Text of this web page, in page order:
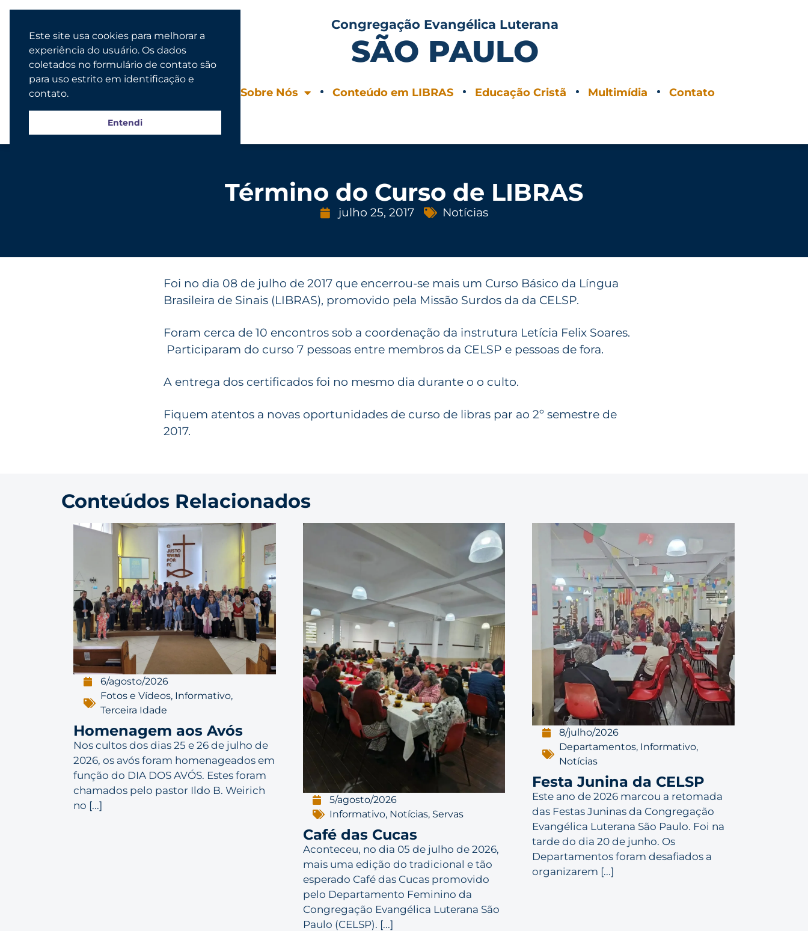
Congregação Evangélica Luterana
SÃO PAULO
Sobre Nós Conteúdo em LIBRAS Educação Cristã Multimídia Contato
Término do Curso de LIBRAS
julho 25, 2017 Notícias
Foi no dia 08 de julho de 2017 que encerrou-se mais um Curso Básico da Língua
Brasileira de Sinais (LIBRAS), promovido pela Missão Surdos da da CELSP.
Foram cerca de 10 encontros sob a coordenação da instrutura Letícia Felix Soares.
Participaram do curso 7 pessoas entre membros da CELSP e pessoas de fora.
A entrega dos certificados foi no mesmo dia durante o o culto.
Fiquem atentos a novas oportunidades de curso de libras par ao 2º semestre de
2017.
Conteúdos Relacionados
6/agosto/2026
Fotos e Vídeos, Informativo,
Terceira Idade
Homenagem aos Avós
Nos cultos dos dias 25 e 26 de julho de
2026, os avós foram homenageados em
função do DIA DOS AVÓS. Estes foram
chamados pelo pastor Ildo B. Weirich
no [...]
5/agosto/2026
Informativo, Notícias, Servas
Café das Cucas
Aconteceu, no dia 05 de julho de 2026,
mais uma edição do tradicional e tão
esperado Café das Cucas promovido
pelo Departamento Feminino da
Congregação Evangélica Luterana São
Paulo (CELSP). [...]
8/julho/2026
Departamentos, Informativo,
Notícias
Festa Junina da CELSP
Este ano de 2026 marcou a retomada
das Festas Juninas da Congregação
Evangélica Luterana São Paulo. Foi na
tarde do dia 20 de junho. Os
Departamentos foram desafiados a
organizarem [...]
Este site usa cookies para melhorar a
experiência do usuário. Os dados
coletados no formulário de contato são
para uso estrito em identificação e
contato.
Entendi